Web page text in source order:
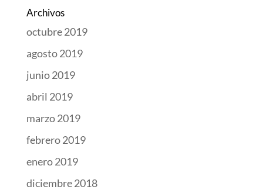
Archivos
octubre 2019
agosto 2019
junio 2019
abril 2019
marzo 2019
febrero 2019
enero 2019
diciembre 2018